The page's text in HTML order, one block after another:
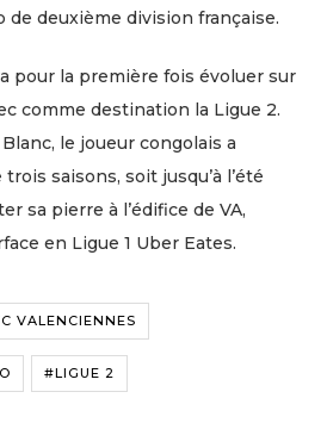
de deuxième division française.
pour la première fois évoluer sur
comme destination la Ligue 2.
le joueur congolais a
saisons, soit jusqu’à l’été
sa pierre à l’édifice de VA,
en Ligue 1 Uber Eates.
VALENCIENNES
#LIGUE 2